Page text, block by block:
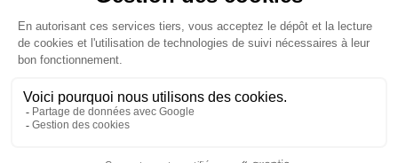
Entreprise
Centre de formation
Plan du site
FAQ
d'utilisation
Gestion des cookies